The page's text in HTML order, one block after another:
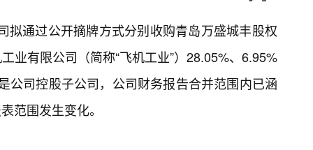
拟通过公开摘牌方式分别收购青岛万盛城丰股权
业有限公司（简称“飞机工业”）28.05%、6.95%
公司控股子公司，公司财务报告合并范围内已涵
范围发生变化。